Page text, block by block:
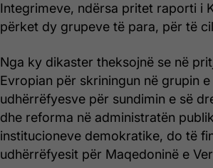
Integrimeve, ndërsa pritet raporti i
përket dy grupeve të para, për të
Nga ky dikaster theksojnë se në
Evropian për skriningun në grupin
udhërrëfyesve për sundimin e së
dhe reforma në administratën
institucioneve demokratike, do të
udhërrëfyesit për Maqedoninë e